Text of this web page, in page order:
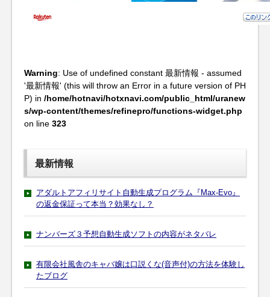
Warning: Use of undefined constant 最新情報 - assumed
'最新情報' (this will throw an Error in a future version of PH
P) in /home/hotnavi/hotxnavi.com/public_html/uranew
s/wp-content/themes/refinepro/functions-widget.php
on line 323
最新情報
アダルトアフィリサイト自動生成プログラム『Max-Evo』
の返金保証って本当？効果なし？
ナンバーズ３予想自動生成ソフトの内容がネタバレ
有限会社風舎のキャバ嬢は口説くな(音声付)の方法を体験し
たブログ